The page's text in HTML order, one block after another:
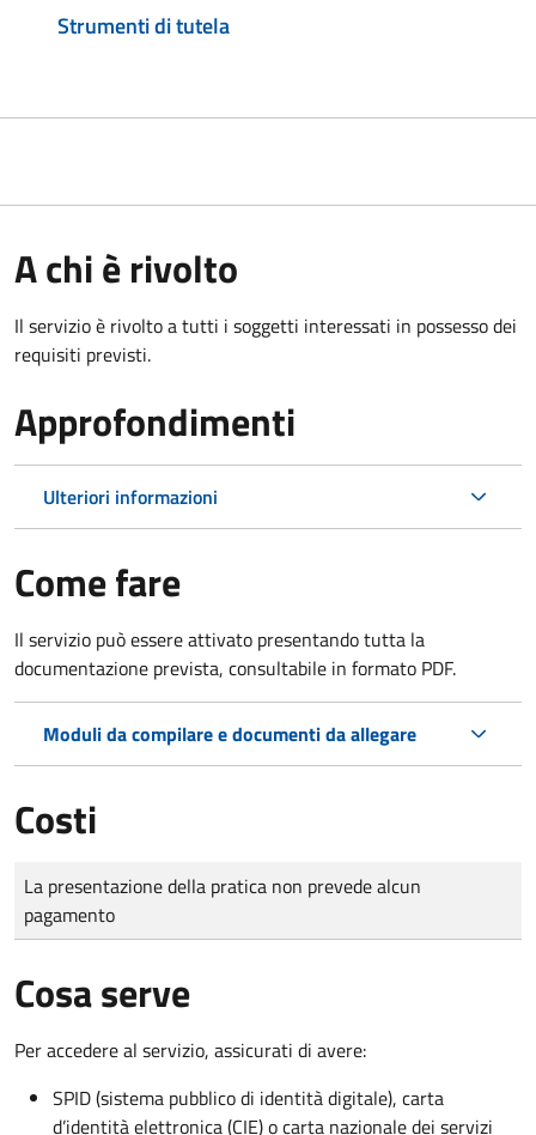
Strumenti di tutela
A chi è rivolto
Il servizio è rivolto a tutti i soggetti interessati in possesso dei
requisiti previsti.
Approfondimenti
Ulteriori informazioni
Come fare
Il servizio può essere attivato presentando tutta la
documentazione prevista, consultabile in formato PDF.
Moduli da compilare e documenti da allegare
Costi
Tipo di pagamento
Importo
La presentazione della pratica non prevede alcun
pagamento
Cosa serve
Per accedere al servizio, assicurati di avere:
SPID (sistema pubblico di identità digitale), carta
d’identità elettronica (CIE) o carta nazionale dei servizi